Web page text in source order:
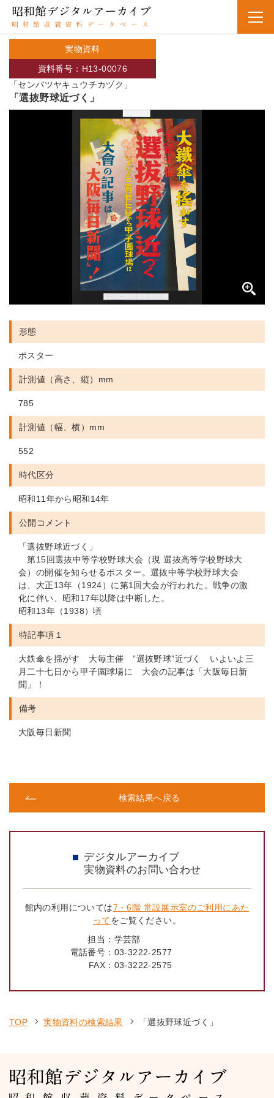
実物資料
「センバツヤキュウチカヅク」
資料番号：H13-00076
「選抜野球近づく」
形態
ポスター
計測値（高さ、縦）mm
785
計測値（幅、横）mm
552
時代区分
昭和11年から昭和14年
公開コメント
「選抜野球近づく」
第15回選抜中等学校野球大会（現 選抜高等学校野球大
会）の開催を知らせるポスター。選抜中等学校野球大会
は、大正13年（1924）に第1回大会が行われた。戦争の激
化に伴い、昭和17年以降は中断した。
昭和13年（1938）頃
特記事項１
大鉄傘を揺がす 大毎主催 ”選抜野球”近づく いよいよ三
月二十七日から甲子園球場に 大会の記事は「大阪毎日新
聞」！
備考
大阪毎日新聞
検索結果へ戻る
デジタルアーカイブ
実物資料のお問い合わせ
館内の利用については7・6階 常設展示室のご利用にあた
ってをご覧ください。
担当： 学芸部
電話番号： 03-3222-2577
FAX： 03-3222-2575
TOP 実物資料の検索結果 「選抜野球近づく」